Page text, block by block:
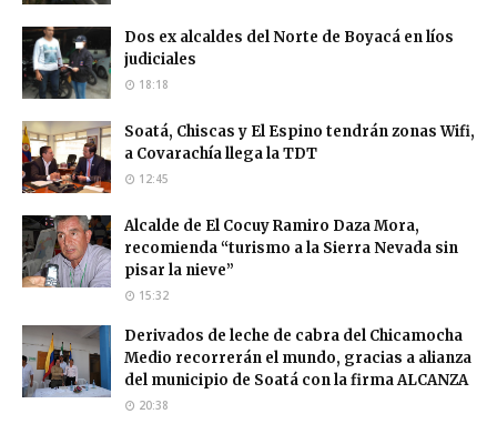
Dos ex alcaldes del Norte de Boyacá en líos
judiciales
18:18
Soatá, Chiscas y El Espino tendrán zonas Wifi,
a Covarachía llega la TDT
12:45
Alcalde de El Cocuy Ramiro Daza Mora,
recomienda “turismo a la Sierra Nevada sin
pisar la nieve”
15:32
Derivados de leche de cabra del Chicamocha
Medio recorrerán el mundo, gracias a alianza
del municipio de Soatá con la firma ALCANZA
20:38